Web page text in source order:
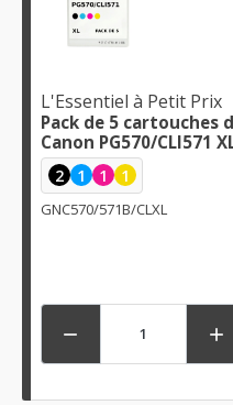
L'Essentiel à Petit Prix
Pack de 5 cartouches
Canon PG570/CLI571
2 1 1 1
GNC570/571B/CLXL
 